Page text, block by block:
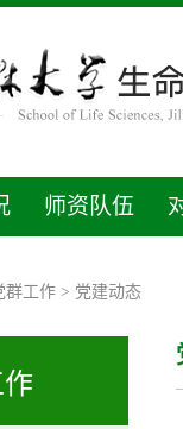
师资队伍
群工作> 党建动态